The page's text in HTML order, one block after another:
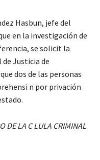
Hasbun, jefe del
en la investigación de
se solicit la
Justicia de
dos de las personas
n por privación
DE LA C LULA CRIMINAL